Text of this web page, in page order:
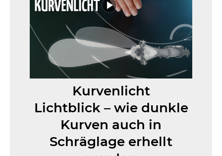
Kurvenlicht
Lichtblick – wie dunkle
Kurven auch in
Schräglage erhellt